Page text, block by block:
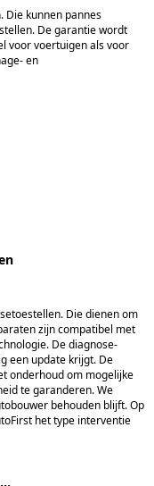
Die kunnen pannes
De garantie wordt
voor voertuigen als voor
en
Die dienen om
zijn compatibel met
De diagnose-
een update krijgt. De
onderhoud om mogelijke
te garanderen. We
behouden blijft. Op
het type interventie